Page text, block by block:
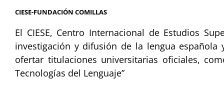
CIESE-FUNDACIÓN COMILLAS
El CIESE, Centro Internacional de Estudios
investigación y difusión de la lengua
ofertar titulaciones universitarias oficiales,
Tecnologías del Lenguaje”